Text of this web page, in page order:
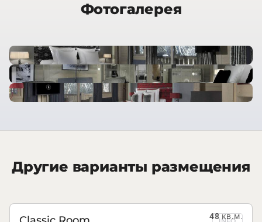
Фотогалерея
Другие варианты размещения
48кв.м.